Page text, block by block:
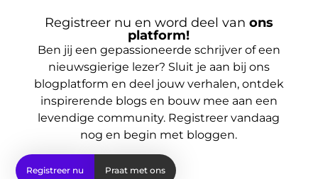
Registreer nu en word deel van ons
platform!
Ben jij een gepassioneerde schrijver of een
nieuwsgierige lezer? Sluit je aan bij ons
blogplatform en deel jouw verhalen, ontdek
inspirerende blogs en bouw mee aan een
levendige community. Registreer vandaag
nog en begin met bloggen.
Registreer nu Praat met ons